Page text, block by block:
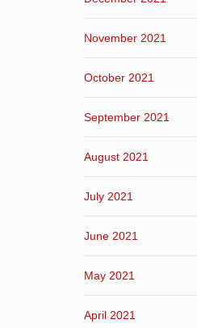
November 2021
October 2021
September 2021
August 2021
July 2021
June 2021
May 2021
April 2021